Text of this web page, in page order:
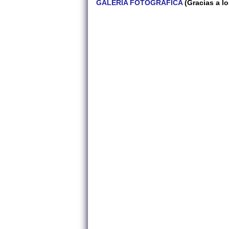
GALERÍA FOTOGRÁFICA(Gracias a